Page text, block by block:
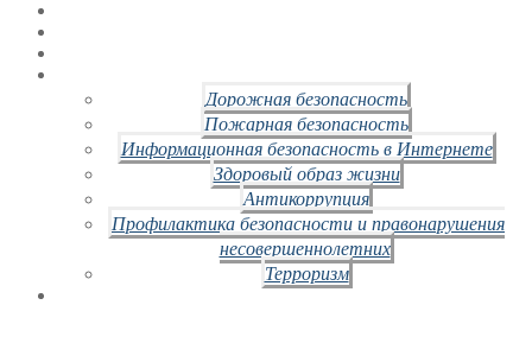
Дорожная безопасность
Пожарная безопасность
Информационная безопасность в Интернете
Здоровый образ жизни
Антикоррупция
Профилактика безопасности и правонарушения
несовершеннолетних
Терроризм